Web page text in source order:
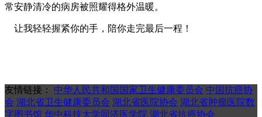
常安静清冷的病房被照耀得格外温暖。
让我轻轻握紧你的手，陪你走完最后一程！
友情链接： 中华人民共和国国家卫生健康委员会 中国抗癌协
会 湖北省卫生健康委员会 湖北省医院协会 湖北省肿瘤医院数
字图书馆 华中科技大学同济医学院 湖北省抗癌协会